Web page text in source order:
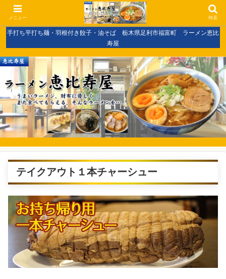
手打ち平打ち麺・羽根付き餃子・油そば 栃木県足利市福富町 ラーメン恵比
寿屋
テイクアウト１本チャーシュー
メニュー 検索